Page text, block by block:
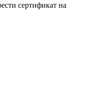
сертификат на